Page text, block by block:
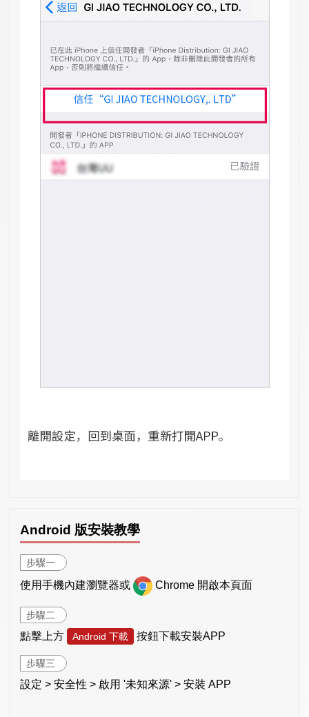
Android 版安裝教學
步驟一
使用手機內建瀏覽器或 Chrome 開啟本頁面
步驟二
點擊上方 Android 下載 按鈕下載安裝APP
步驟三
設定 > 安全性 > 啟用 '未知來源' > 安裝 APP